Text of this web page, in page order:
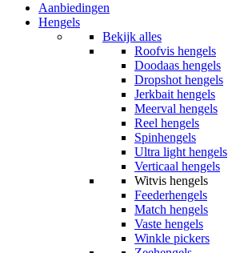
Aanbiedingen
Hengels
Bekijk alles
Roofvis hengels
Doodaas hengels
Dropshot hengels
Jerkbait hengels
Meerval hengels
Reel hengels
Spinhengels
Ultra light hengels
Verticaal hengels
Witvis hengels
Feederhengels
Match hengels
Vaste hengels
Winkle pickers